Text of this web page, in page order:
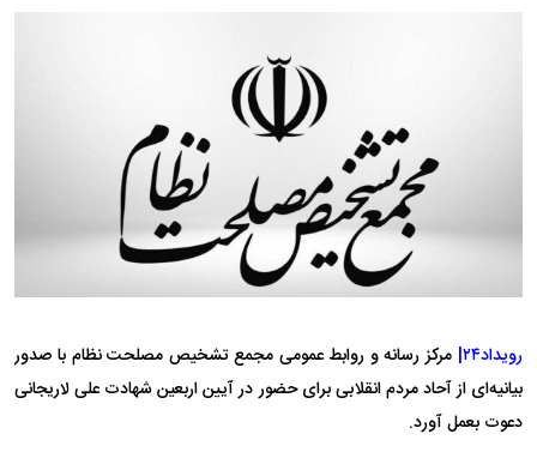
رویداد۲۴|
مرکز رسانه و روابط عمومی مجمع تشخیص مصلحت نظام با صدور
بیانیه‌ای از آحاد مردم انقلابی برای حضور در آیین اربعین شهادت علی لاریجانی
دعوت بعمل آورد.